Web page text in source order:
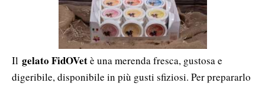
Il gelato FidOVetè una merenda fresca, gustosa e
digeribile, disponibile in più gusti sfiziosi. Per prepararlo